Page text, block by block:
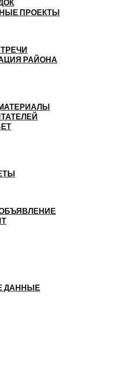
ПРОЕКТЫ
РАЙОНА
ДАННЫЕ